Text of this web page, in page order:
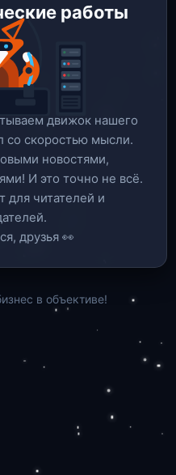
работы
движок нашего
со скоростью мысли.
новостями,
И это точно не всё.
для читателей и
друзья 👀
в объективе!